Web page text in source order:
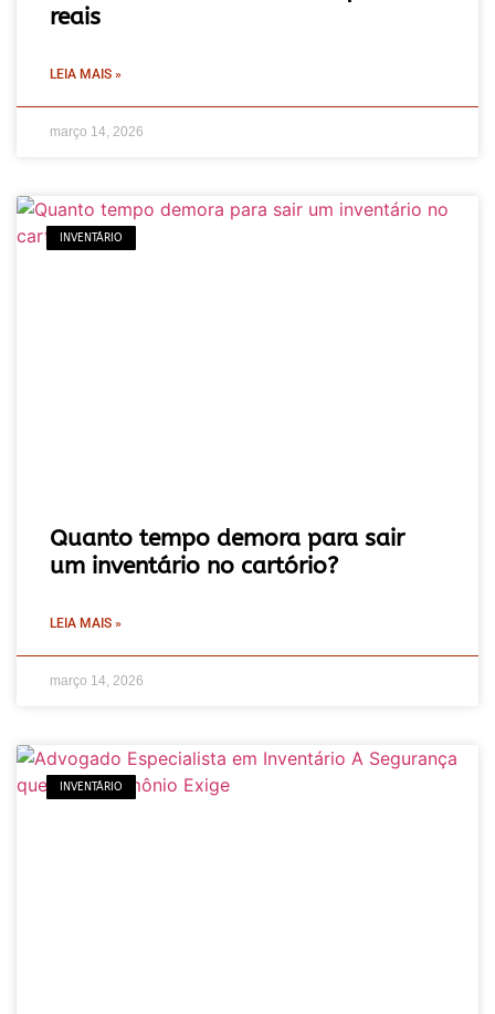
reais
LEIA MAIS »
março 14, 2026
INVENTÁRIO
Quanto tempo demora para sair
um inventário no cartório?
LEIA MAIS »
março 14, 2026
INVENTÁRIO